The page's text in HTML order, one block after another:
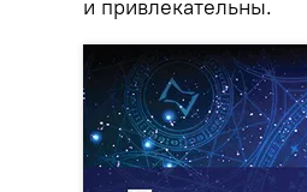
и привлекательны.